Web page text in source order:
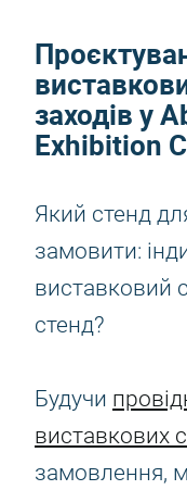
заходів у
Exhibition
Який стенд
замовити:
виставковий
стенд?
Будучи
виставкових
замовлення,